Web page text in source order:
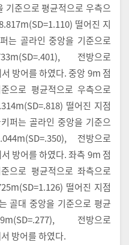
준으로 평균적으로 우측으
떨어진 지
는 골라인 중앙을 기준으로
전방으로
방어를 하였다. 중앙 9m 점
으로 평균적으로 우측으로
떨어진 지점
퍼는 골라인 중앙을 기준으
전방으로
방어를 하였다. 좌측 9m 점
으로 평균적으로 좌측으로
떨어진 지점
골대 중앙을 기준으로 평균
전방으로
방어를 하였다.